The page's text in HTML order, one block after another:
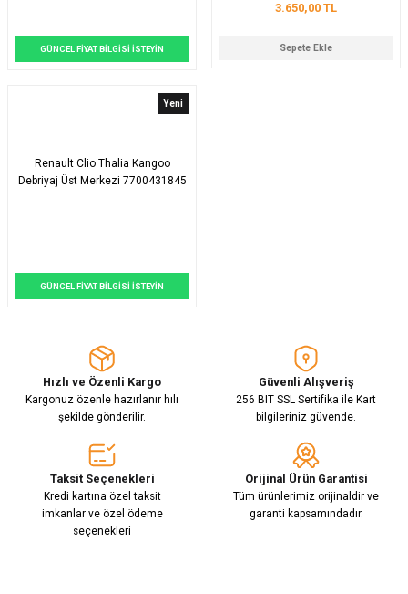
GÜNCEL FİYAT BİLGİSİ İSTEYİN
3.650,00 TL
Sepete Ekle
Yeni
Renault Clio Thalia Kangoo
Debriyaj Üst Merkezi 7700431845
GÜNCEL FİYAT BİLGİSİ İSTEYİN
Hızlı ve Özenli Kargo
Kargonuz özenle hazırlanır hılı
şekilde gönderilir.
Güvenli Alışveriş
256 BIT SSL Sertifika ile Kart
bilgileriniz güvende.
Taksit Seçenekleri
Kredi kartına özel taksit
imkanlar ve özel ödeme
seçenekleri
Orijinal Ürün Garantisi
Tüm ürünlerimiz orijinaldir ve
garanti kapsamındadır.